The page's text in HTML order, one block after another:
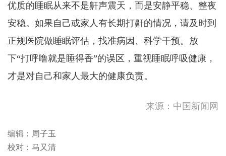
优质的睡眠从来不是鼾声震天，而是安静平稳、整夜
安稳。如果自己或家人有长期打鼾的情况，请及时到
正规医院做睡眠评估，找准病因、科学干预。放
下“打呼噜就是睡得香”的误区，重视睡眠呼吸健康，
才是对自己和家人最大的健康负责。
来源：中国新闻网
编辑：周子玉
校对：马又清
一带，其外围下沉气流会在今
明两日持...
随著热带气旋白海豚移向浙江
伊朗：重开霍尔木兹海峡的前
浙江上海等地将承接台风“白
海豚”最强风雨 华南高温盘踞